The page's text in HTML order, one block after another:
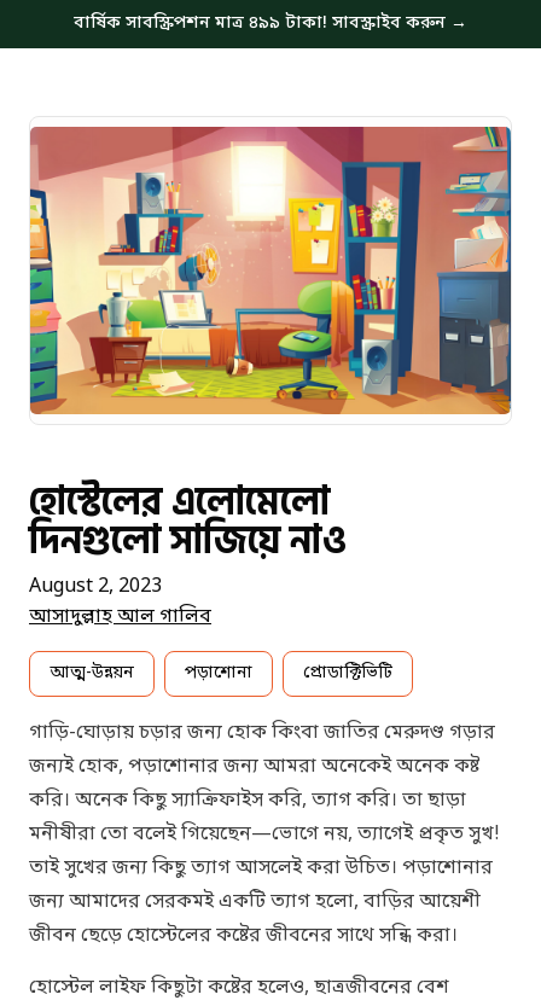
বার্ষিক সাবস্ক্রিপশন মাত্র ৪৯৯ টাকা! সাবস্ক্রাইব করুন →
হোস্টেলের এলোমেলো
দিনগুলো সাজিয়ে নাও
August 2, 2023
আসাদুল্লাহ আল গালিব
আত্ম-উন্নয়ন পড়াশোনা প্রোডাক্টিভিটি
গাড়ি-ঘোড়ায় চড়ার জন্য হোক কিংবা জাতির মেরুদণ্ড গড়ার
জন্যই হোক, পড়াশোনার জন্য আমরা অনেকেই অনেক কষ্ট
করি। অনেক কিছু স্যাক্রিফাইস করি, ত্যাগ করি। তা ছাড়া
মনীষীরা তো বলেই গিয়েছেন—ভোগে নয়, ত্যাগেই প্রকৃত সুখ!
তাই সুখের জন্য কিছু ত্যাগ আসলেই করা উচিত। পড়াশোনার
জন্য আমাদের সেরকমই একটি ত্যাগ হলো, বাড়ির আয়েশী
জীবন ছেড়ে হোস্টেলের কষ্টের জীবনের সাথে সন্ধি করা।
হোস্টেল লাইফ কিছুটা কষ্টের হলেও, ছাত্রজীবনের বেশ